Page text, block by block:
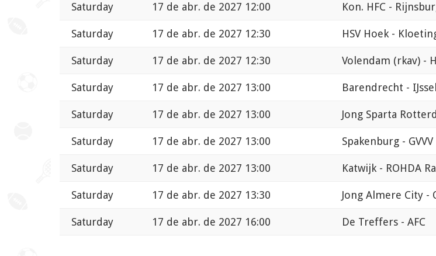
Saturday 17 de abr. de 2027 12:00 Kon. HFC -
Saturday 17 de abr. de 2027 12:30 HSV Hoek -
Saturday 17 de abr. de 2027 12:30 Volendam (rkav) -
Saturday 17 de abr. de 2027 13:00 Barendrecht -
Saturday 17 de abr. de 2027 13:00 Jong Sparta
Saturday 17 de abr. de 2027 13:00 Spakenburg - GVVV
Saturday 17 de abr. de 2027 13:00 Katwijk - ROHDA
Saturday 17 de abr. de 2027 13:30 Jong Almere City -
Saturday 17 de abr. de 2027 16:00 De Treffers - AFC